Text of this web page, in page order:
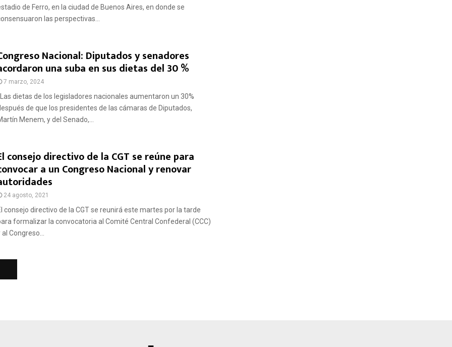
de Ferro, en la ciudad de Buenos Aires, en donde se
las perspectivas...
Nacional: Diputados y senadores
una suba en sus dietas del 30 %
7 marzo, 2024
dietas de los legisladores nacionales aumentaron un 30%
de que los presidentes de las cámaras de Diputados,
Menem, y del Senado,...
consejo directivo de la CGT se reúne para
a un Congreso Nacional y renovar
24 agosto, 2021
consejo directivo de la CGT se reunirá este martes por la tarde
formalizar la convocatoria al Comité Central Confederal (CCC)
al Congreso...